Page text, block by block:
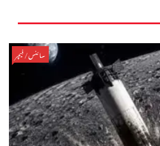
سائنس/فیچر